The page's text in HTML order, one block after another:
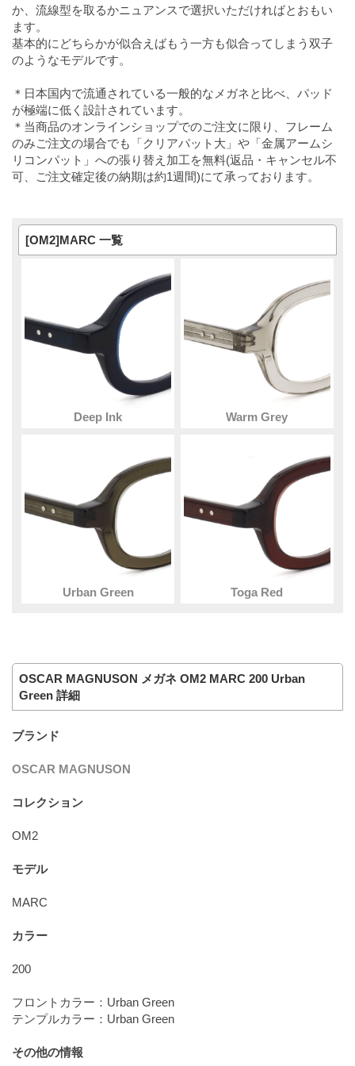
か、流線型を取るかニュアンスで選択いただければとおもい
ます。
基本的にどちらかが似合えばもう一方も似合ってしまう双子
のようなモデルです。
＊日本国内で流通されている一般的なメガネと比べ、パッド
が極端に低く設計されています。
＊当商品のオンラインショップでのご注文に限り、フレーム
のみご注文の場合でも「クリアパット大」や「金属アームシ
リコンパット」への張り替え加工を無料(返品・キャンセル不
可、ご注文確定後の納期は約1週間)にて承っております。
[OM2]MARC 一覧
Deep Ink Warm Grey
Urban Green Toga Red
OSCAR MAGNUSON メガネ OM2 MARC 200 Urban
Green 詳細
ブランド
OSCAR MAGNUSON
コレクション
OM2
モデル
MARC
カラー
200
フロントカラー：Urban Green
テンプルカラー：Urban Green
その他の情報